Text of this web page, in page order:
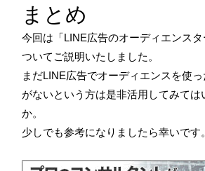
まとめ
今回は「LINE広告のオーディエンス
ついてご説明いたしました。
まだLINE広告でオーディエンスを使
がないという方は是非活用してみては
か。
少しでも参考になりましたら幸いです。